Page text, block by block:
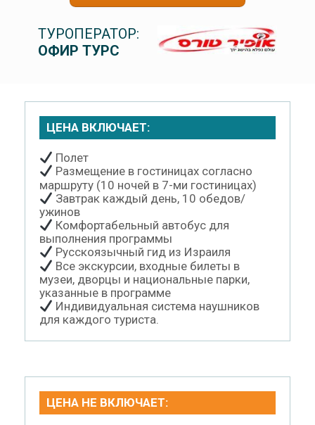
ТУРОПЕРАТОР:
ОФИР ТУРС
ЦЕНА ВКЛЮЧАЕТ:
Полет
Размещение в гостиницах согласно
маршруту (10 ночей в 7-ми гостиницах)
Завтрак каждый день, 10 обедов/
ужинов
Комфортабельный автобус для
выполнения программы
Русскоязычный гид из Израиля
Все экскурсии, входные билеты в
музеи, дворцы и национальные парки,
указанные в программе
Индивидуальная система наушников
для каждого туриста.
ЦЕНА НЕ ВКЛЮЧАЕТ: